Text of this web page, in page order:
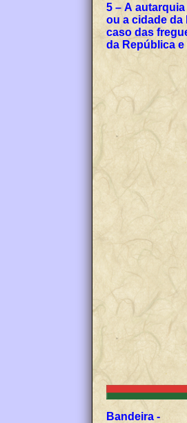
5 – A
ou a cidade da
caso das
da República
Bandeira -